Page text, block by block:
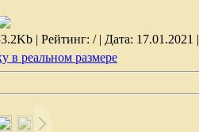
| Рейтинг: / | Дата: 17.01.2021 |
в реальном размере